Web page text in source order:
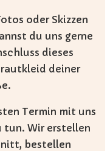
oder Skizzen
du uns gerne
dieses
deiner
Termin mit uns
tun. Wir erstellen
bestellen